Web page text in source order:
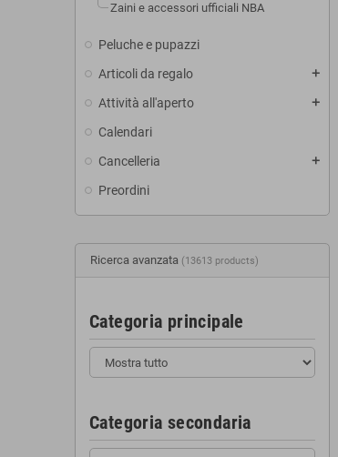
Zaini e accessori ufficiali NBA
Peluche e pupazzi
Articoli da regalo
add
Attività all'aperto add
Calendari
Cancelleria
add
Preordini
Ricerca avanzata (13613 products)
Categoria principale
Categoria secondaria